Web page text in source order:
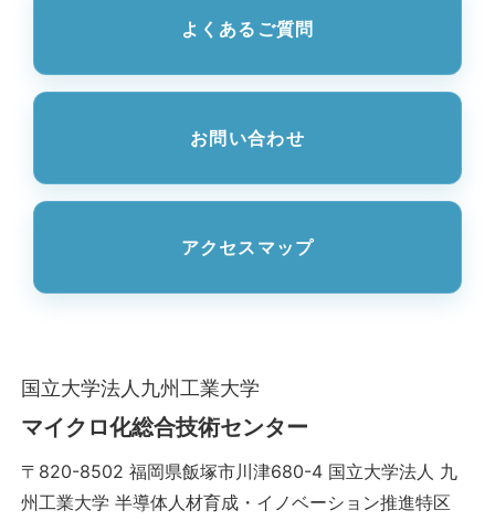
よくあるご質問
お問い合わせ
アクセスマップ
国立大学法人九州工業大学
マイクロ化総合技術センター
〒820-8502 福岡県飯塚市川津680-4 国立大学法人 九
州工業大学 半導体人材育成・イノベーション推進特区